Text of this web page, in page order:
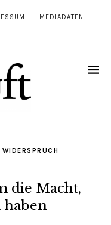
MEDIADATEN
WIDERSPRUCH
die Macht,
haben